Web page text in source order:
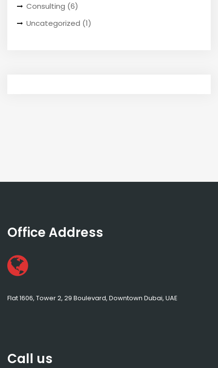
Consulting (6)
Uncategorized (1)
Office Address
Flat 1606, Tower 2, 29 Boulevard, Downtown Dubai, UAE
Call us